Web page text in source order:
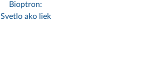
Bioptron:
Svetlo ako liek